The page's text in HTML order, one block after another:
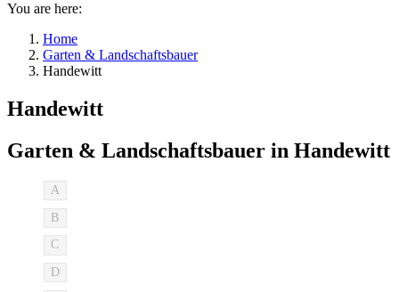
You are here:
Home
Garten & Landschaftsbauer
Handewitt
Handewitt
Garten & Landschaftsbauer in Handewitt
A
B
C
D